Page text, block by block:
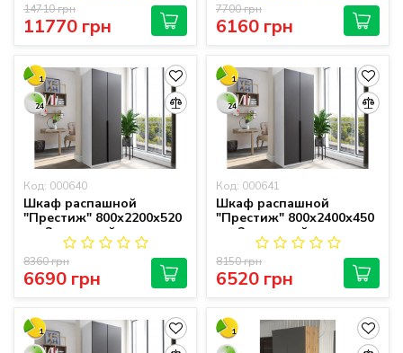
11770 грн
14710 грн
6160 грн
7700 грн
1
24
Код: 000640
Шкаф распашной
"Престиж" 800х2200х520
мм 2-дверный
6690 грн
8360 грн
1
24
Код: 000641
Шкаф распашной
"Престиж" 800х2400х450
мм 2-дверный
6520 грн
8150 грн
1 1